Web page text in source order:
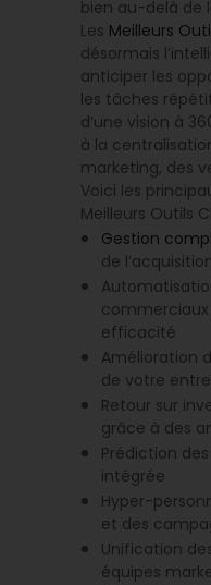
bien au-delà de
Les Meilleurs
désormais
anticiper les
les tâches
d’une vision à
à la
marketing, des
Voici les
Meilleurs Outils
Gestion
de
efficacité
Amélioration
de votre
Retour sur
grâce à des
Prédiction
intégrée
Hyper-
et des
Unification
équipes